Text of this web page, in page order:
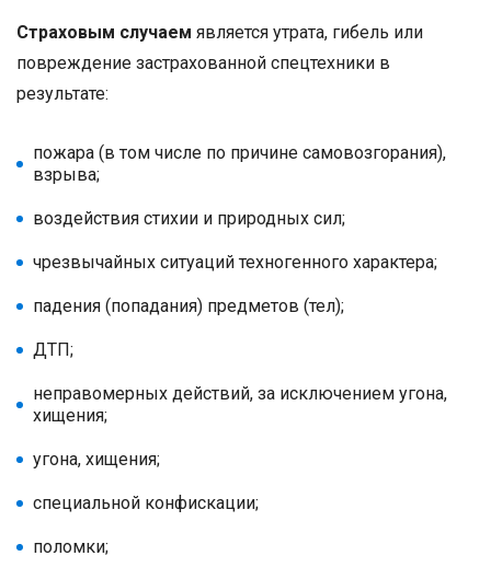
Страховым случаем является утрата, гибель или
повреждение застрахованной спецтехники в
результате:
пожара (в том числе по причине самовозгорания),
взрыва;
воздействия стихии и природных сил;
чрезвычайных ситуаций техногенного характера;
падения (попадания) предметов (тел);
ДТП;
неправомерных действий, за исключением угона,
хищения;
угона, хищения;
специальной конфискации;
поломки;